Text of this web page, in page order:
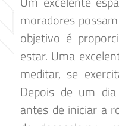
moradores
objetivo é
estar. Uma
meditar, se
Depois de um
antes de iniciar a